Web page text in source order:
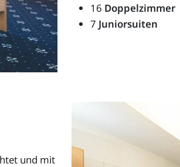
16 Doppelzimmer
7 Juniorsuiten
und mit